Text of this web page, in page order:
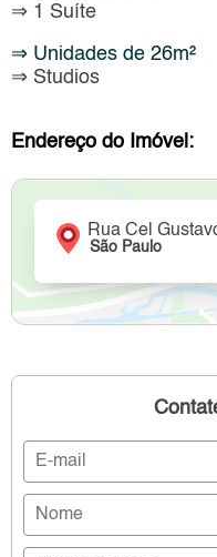
⇒ 1 Suíte
⇒ Unidades de 26m²
⇒ Studios
Endereço do Imóvel:
Rua Cel
São Paulo